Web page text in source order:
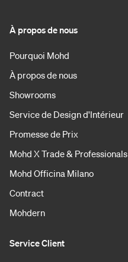
À propos de nous
Pourquoi Mohd
À propos de nous
Showrooms
Service de Design d'Intérieur
Promesse de Prix
Mohd X Trade & Professionals
Mohd Officina Milano
Contract
Mohdern
Service Client